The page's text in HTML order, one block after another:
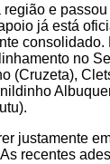
e
já está
consolidado.
no
(Cruzeta),
justamente
recentes